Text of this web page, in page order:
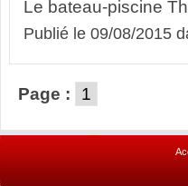
Le bateau-piscine
Publié le 09/08/2015
Page : 1